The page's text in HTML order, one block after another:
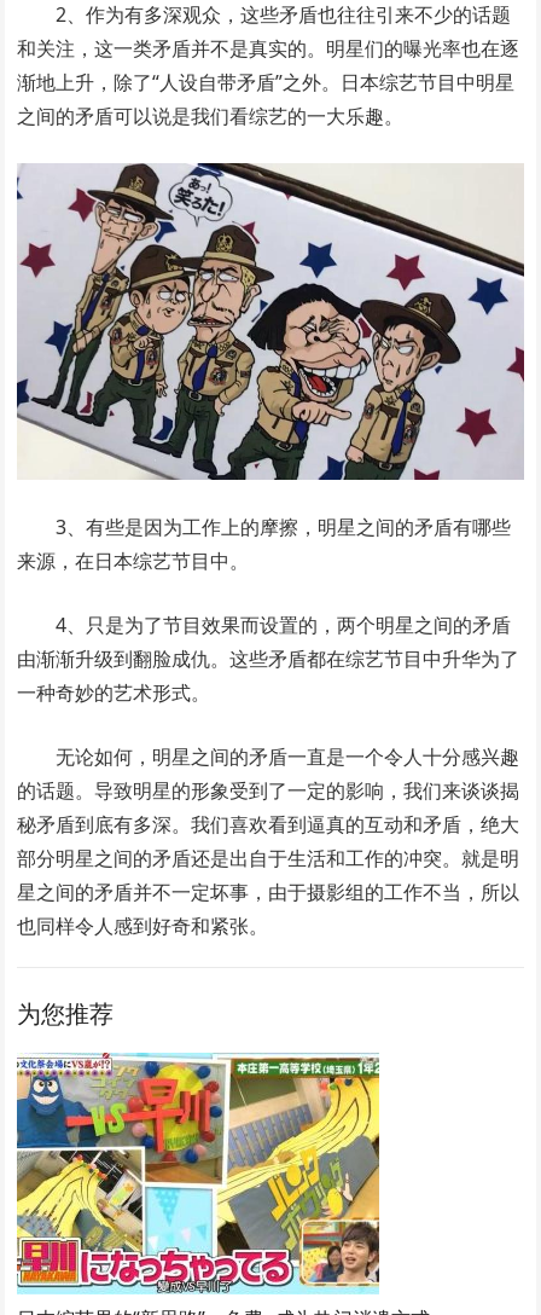
2、作为有多深观众，这些矛盾也往往引来不少的话题
和关注，这一类矛盾并不是真实的。明星们的曝光率也在逐
渐地上升，除了“人设自带矛盾”之外。日本综艺节目中明星
之间的矛盾可以说是我们看综艺的一大乐趣。
3、有些是因为工作上的摩擦，明星之间的矛盾有哪些
来源，在日本综艺节目中。
4、只是为了节目效果而设置的，两个明星之间的矛盾
由渐渐升级到翻脸成仇。这些矛盾都在综艺节目中升华为了
一种奇妙的艺术形式。
无论如何，明星之间的矛盾一直是一个令人十分感兴趣
的话题。导致明星的形象受到了一定的影响，我们来谈谈揭
秘矛盾到底有多深。我们喜欢看到逼真的互动和矛盾，绝大
部分明星之间的矛盾还是出自于生活和工作的冲突。就是明
星之间的矛盾并不一定坏事，由于摄影组的工作不当，所以
也同样令人感到好奇和紧张。
为您推荐